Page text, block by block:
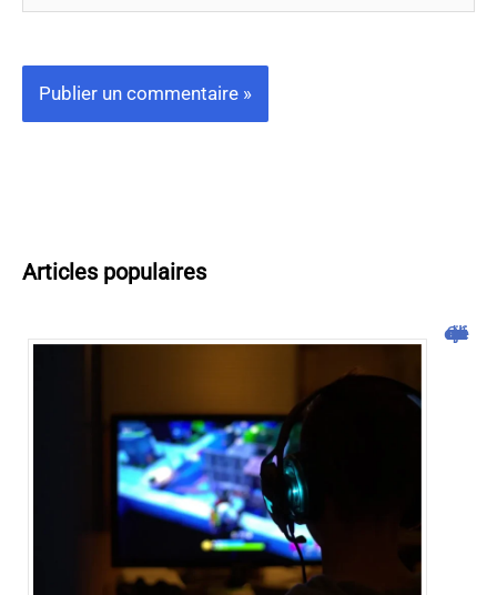
Articles populaires
Cliquojeux : découverte et avis